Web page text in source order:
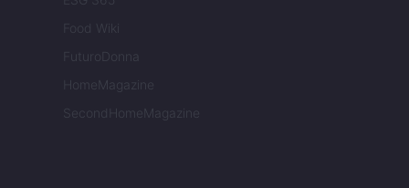
Food Wiki
FuturoDonna
HomeMagazine
SecondHomeMagazine